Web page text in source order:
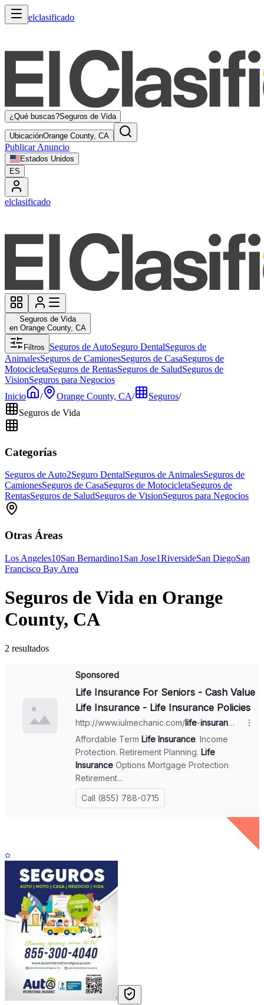
elclasificado
¿Qué buscas?Seguros de Vida
UbicaciónOrange County, CA
Publicar Anuncio
Estados Unidos
ES
elclasificado
Seguros de Vida
en Orange County, CA
Filtros Seguros de AutoSeguro DentalSeguros de
AnimalesSeguros de CamionesSeguros de CasaSeguros de
MotocicletaSeguros de RentasSeguros de SaludSeguros de
VisionSeguros para Negocios
Inicio
/ Orange County, CA/ Seguros/
Seguros de Vida
Categorías
Seguros de Auto2Seguro DentalSeguros de AnimalesSeguros de
CamionesSeguros de CasaSeguros de MotocicletaSeguros de
RentasSeguros de SaludSeguros de VisionSeguros para Negocios
Otras Áreas
Los Angeles10San Bernardino1 San Jose1RiversideSan DiegoSan
Francisco Bay Area
Seguros de Vida en Orange
County, CA
2 resultados